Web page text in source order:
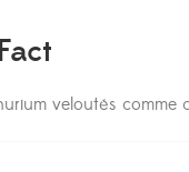
veloutés comme